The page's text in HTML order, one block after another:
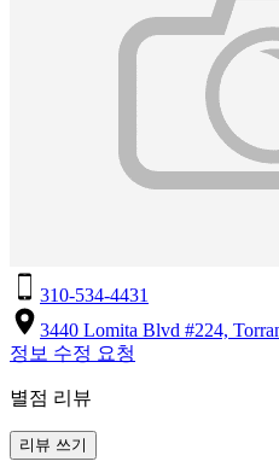
310-534-4431
3440 Lomita Blvd #224,
정보 수정 요청
별점 리뷰
리뷰 쓰기